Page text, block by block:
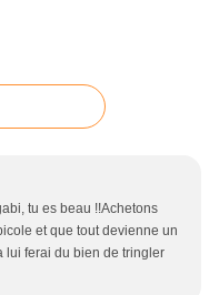
tu es beau !!Achetons
et que tout devienne un
lui ferai du bien de tringler